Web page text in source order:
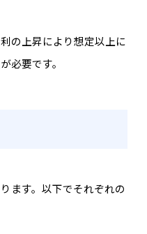
の上昇により想定以上に
必要です。
ます。以下でそれぞれの